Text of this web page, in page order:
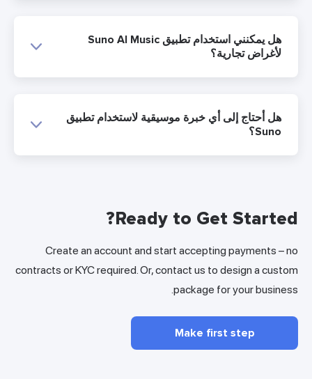
هل يمكنني استخدام تطبيق Suno AI Music
تجارية؟
أحتاج إلى أي خبرة موسيقية لاستخدام تطبيق
Ready to Get
Create an account and start accepting payments
contracts or KYC required. Or, contact us to design a
package for your
Make first step